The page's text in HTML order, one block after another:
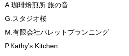
A.珈琲焙煎所 旅の音
G.スタジオ桜
M.有限会社パレットプランニング
P.Kathy’s Kitchen